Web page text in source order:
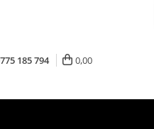
185 794 0,00